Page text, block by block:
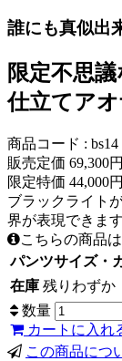
誰にも真似出
限定不思
仕立てア
商品コード : bs14
販売定価 69,300
限定特価 44,000
ブラックライト
界が表現できます
こちらの商品
パンツサイズ・
在庫 残りわずか
数量
カートに入れ
この商品につ